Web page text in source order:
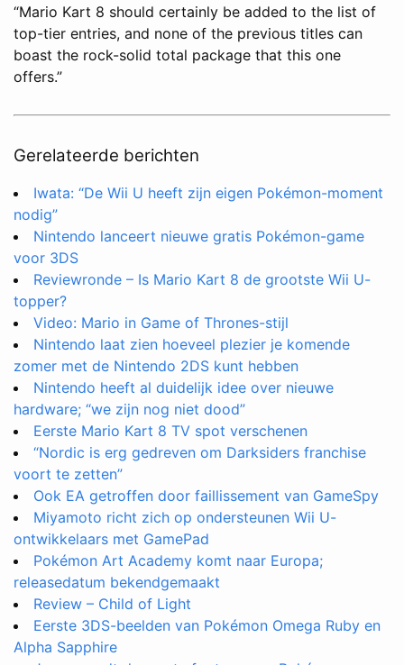
“Mario Kart 8 should certainly be added to the list of
top-tier entries, and none of the previous titles can
boast the rock-solid total package that this one
offers.”
Gerelateerde berichten
Iwata: “De Wii U heeft zijn eigen Pokémon-moment
nodig”
Nintendo lanceert nieuwe gratis Pokémon-game
voor 3DS
Reviewronde – Is Mario Kart 8 de grootste Wii U-
topper?
Video: Mario in Game of Thrones-stijl
Nintendo laat zien hoeveel plezier je komende
zomer met de Nintendo 2DS kunt hebben
Nintendo heeft al duidelijk idee over nieuwe
hardware; “we zijn nog niet dood”
Eerste Mario Kart 8 TV spot verschenen
“Nordic is erg gedreven om Darksiders franchise
voort te zetten”
Ook EA getroffen door faillissement van GameSpy
Miyamoto richt zich op ondersteunen Wii U-
ontwikkelaars met GamePad
Pokémon Art Academy komt naar Europa;
releasedatum bekendgemaakt
Review – Child of Light
Eerste 3DS-beelden van Pokémon Omega Ruby en
Alpha Sapphire